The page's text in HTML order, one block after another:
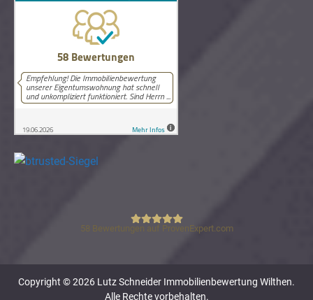
Lutz Schneider Immobilienbewertung
58 Bewertungen auf ProvenExpert.com
Copyright © 2026 Lutz Schneider Immobilienbewertung Wilthen.
Alle Rechte vorbehalten.